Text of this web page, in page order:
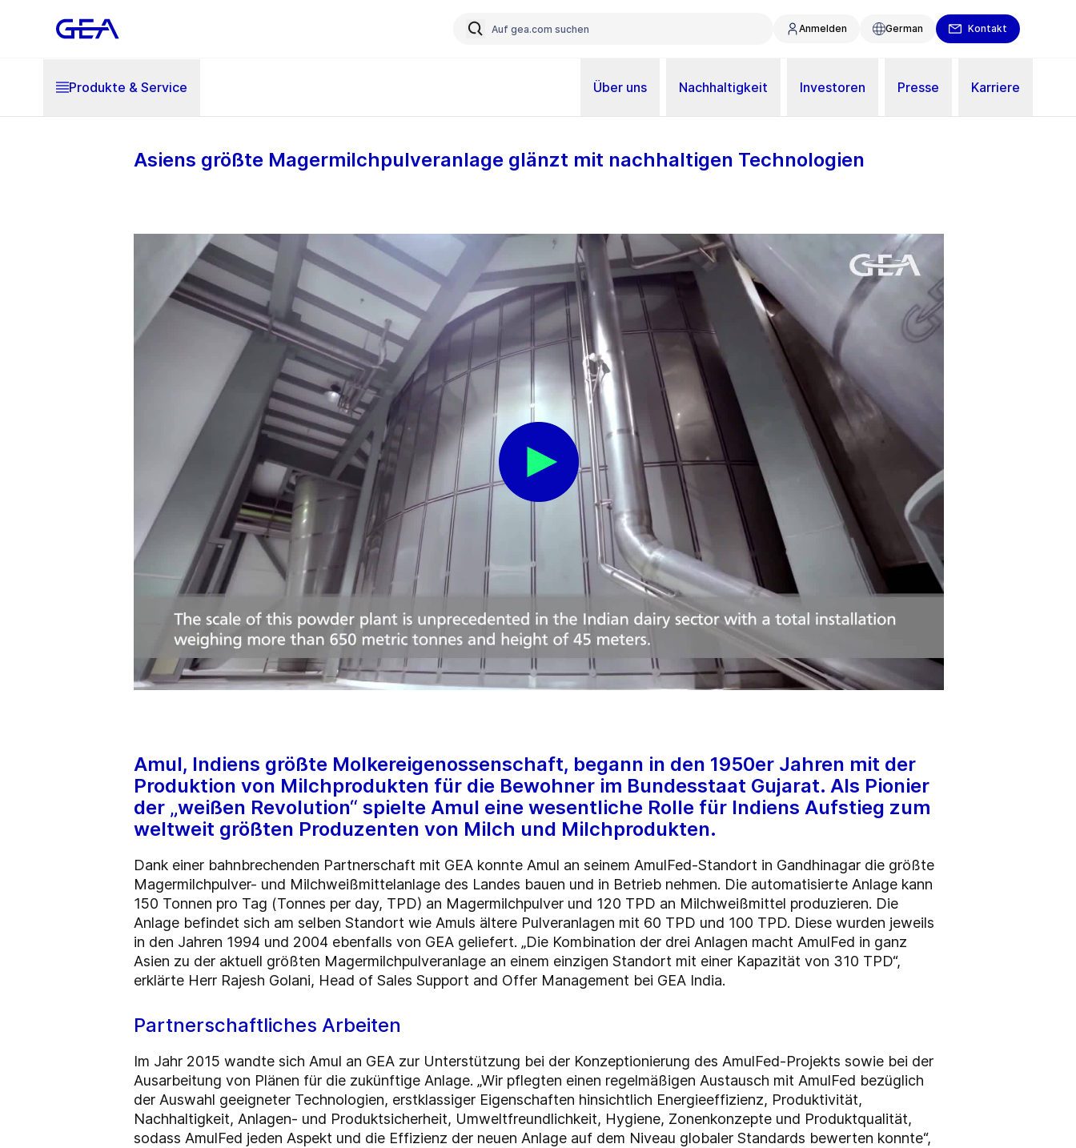
Anmelden German Kontakt
Produkte & Service Über uns Nachhaltigkeit Investoren Presse Karriere
Asiens größte Magermilchpulveranlage glänzt mit nachhaltigen Technologien
Amul, Indiens größte Molkereigenossenschaft, begann in den 1950er Jahren mit der
Produktion von Milchprodukten für die Bewohner im Bundesstaat Gujarat. Als Pionier
der „weißen Revolution“ spielte Amul eine wesentliche Rolle für Indiens Aufstieg zum
weltweit größten Produzenten von Milch und Milchprodukten.
Dank einer bahnbrechenden Partnerschaft mit GEA konnte Amul an seinem AmulFed-Standort in Gandhinagar die größte
Magermilchpulver- und Milchweißmittelanlage des Landes bauen und in Betrieb nehmen. Die automatisierte Anlage kann
150 Tonnen pro Tag (Tonnes per day, TPD) an Magermilchpulver und 120 TPD an Milchweißmittel produzieren. Die
Anlage befindet sich am selben Standort wie Amuls ältere Pulveranlagen mit 60 TPD und 100 TPD. Diese wurden jeweils
in den Jahren 1994 und 2004 ebenfalls von GEA geliefert. „Die Kombination der drei Anlagen macht AmulFed in ganz
Asien zu der aktuell größten Magermilchpulveranlage an einem einzigen Standort mit einer Kapazität von 310 TPD“,
erklärte Herr Rajesh Golani, Head of Sales Support and Offer Management bei GEA India.
Partnerschaftliches Arbeiten
Im Jahr 2015 wandte sich Amul an GEA zur Unterstützung bei der Konzeptionierung des AmulFed-Projekts sowie bei der
Ausarbeitung von Plänen für die zukünftige Anlage. „Wir pflegten einen regelmäßigen Austausch mit AmulFed bezüglich
der Auswahl geeigneter Technologien, erstklassiger Eigenschaften hinsichtlich Energieeffizienz, Produktivität,
Nachhaltigkeit, Anlagen- und Produktsicherheit, Umweltfreundlichkeit, Hygiene, Zonenkonzepte und Produktqualität,
sodass AmulFed jeden Aspekt und die Effizienz der neuen Anlage auf dem Niveau globaler Standards bewerten konnte“,